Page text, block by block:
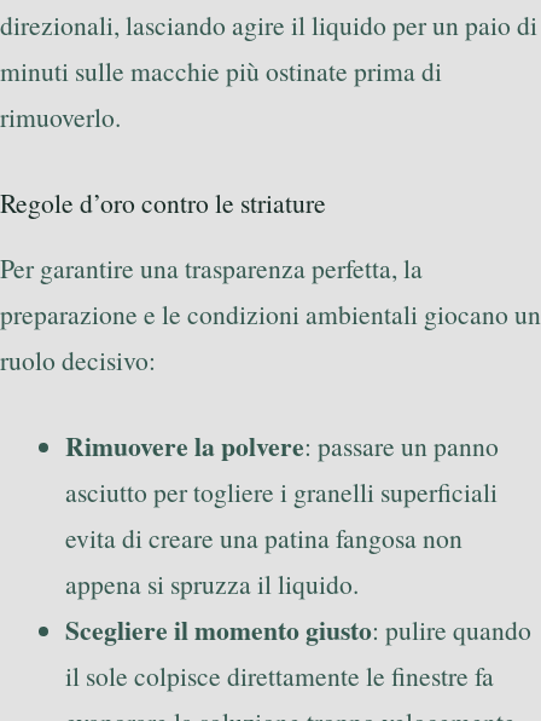
direzionali, lasciando agire il liquido per un paio di
minuti sulle macchie più ostinate prima di
rimuoverlo.
Regole d’oro contro le striature
Per garantire una trasparenza perfetta, la
preparazione e le condizioni ambientali giocano un
ruolo decisivo:
Rimuovere la polvere: passare un panno
asciutto per togliere i granelli superficiali
evita di creare una patina fangosa non
appena si spruzza il liquido.
Scegliere il momento giusto: pulire quando
il sole colpisce direttamente le finestre fa